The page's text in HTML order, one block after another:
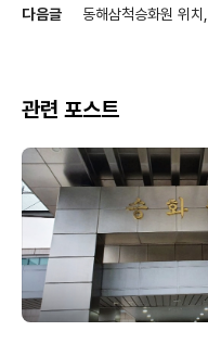
다음글 동해삼척승화원 위
관련 포스트